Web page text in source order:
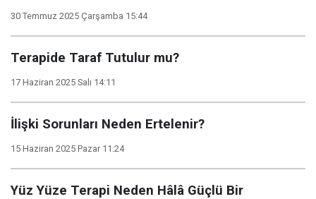
30 Temmuz 2025 Çarşamba 15:44
Terapide Taraf Tutulur mu?
17 Haziran 2025 Salı 14:11
İlişki Sorunları Neden Ertelenir?
15 Haziran 2025 Pazar 11:24
Yüz Yüze Terapi Neden Hâlâ Güçlü Bir